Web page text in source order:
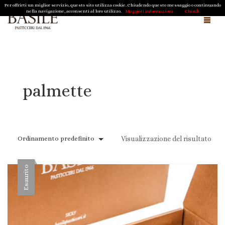
Cioccolato della Sergenzia di Scicli
Pasqua
Biscotti Tipici Ragusani
Caramelle di Sicilia
Cioccolato della Sergenzia di Scicli
Regali Aziendali
Natale
Contatti
palmette
Ordinamento predefinito Visualizzazione del risultato
Esaurito
Per offrirti un miglior servizio, questo sito utilizza cookie. Chiudendo questo messaggio o continuando
nella navigazione, acconsenti al loro utilizzo.
Maggiori informazioni Chiudi